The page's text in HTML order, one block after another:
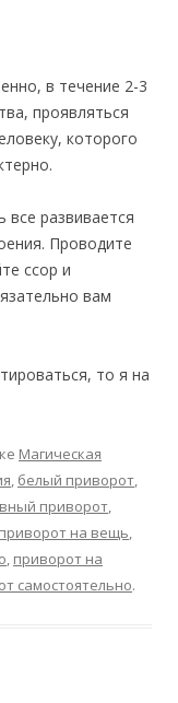
в течение 2-3
проявляться
которого
развивается
Проводите
ссор и
вам
то я на
Магическая
, белый приворот,
приворот,
приворот на вещь,
, приворот на
самостоятельно.